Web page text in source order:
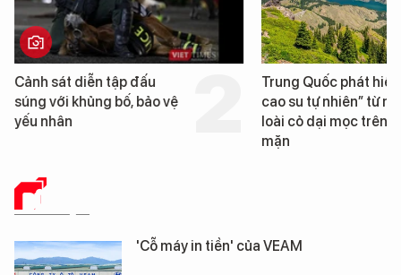
Trung Quốc phát hiện “mỏ
cao su tự nhiên” từ một
loài cỏ dại mọc trên đất
Loạt dự án bất
Đà Nẵng sắp bị
DỮ LIỆU
'Cỗ máy in tiền' của VEAM